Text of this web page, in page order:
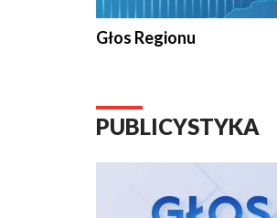
Głos Regionu
PUBLICYSTYKA